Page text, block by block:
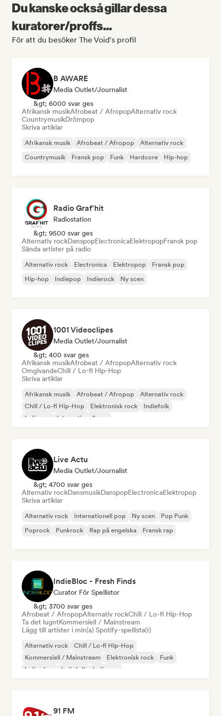
Du kanske också gillar dessa
kuratorer/proffs...
För att du besöker The Void's profil
B AWARE
Media Outlet/Journalist
&gt; 6000 svar ges
Afrikansk musikAfrobeat / AfropopAlternativ rock
CountrymusikDrömpop
Skriva artiklar
Afrikansk musik Afrobeat / Afropop
Alternativ rock
Countrymusik
Fransk pop Funk Hardcore Hip-hop
Radio Graf'hit
Radiostation
&gt; 9500 svar ges
Alternativ rockDanspopElectronicaElektropopFransk pop
Sända artister på radio
Alternativ rock Electronica Elektropop
Fransk pop
Hip-hop
Indiepop Indierock Ny scen
1001 Videoclipes
Media Outlet/Journalist
&gt; 400 svar ges
Afrikansk musikAfrobeat / AfropopAlternativ rock
OmgivandeChill / Lo-fi Hip-Hop
Skriva artiklar
Afrikansk musik Afrobeat / Afropop
Alternativ rock
Chill / Lo-fi Hip-Hop
Elektronisk rock
Indiefolk
Indiepop
Internationell pop
Live Actu
Media Outlet/Journalist
&gt; 4700 svar ges
Alternativ rockDansmusikDanspopElectronicaElektropop
Skriva artiklar
Alternativ rock Internationell pop Ny scen
Pop Punk
Poprock
Punkrock Rap på engelska Fransk rap
IndieBloc - Fresh Finds
Curator För Spellistor
&gt; 3700 svar ges
Afrobeat / AfropopAlternativ rockChill / Lo-fi Hip-Hop
Ta det lugntKommersiell / Mainstream
Lägg till artister i min(a) Spotify-spellista(r)
Alternativ rock
Chill / Lo-fi Hip-Hop
Kommersiell / Mainstream
Elektronisk rock
Funk
Indie-dans
Indiefolk Indiepop
91 FM